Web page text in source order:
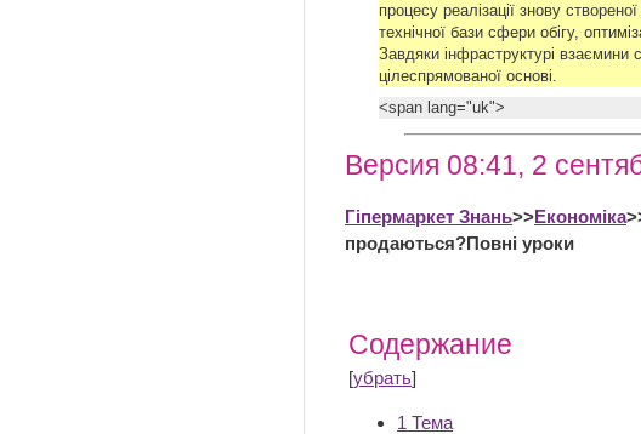
процесу реалізації знову
технічної бази сфери обігу,
Завдяки інфраструктурі взаємини
цілеспрямованої основі.
<span lang="uk">
Версия 08:41, 2
Гіпермаркет Знань>>Економіка
продаються?Повні уроки
Содержание
[убрать]
1 Тема